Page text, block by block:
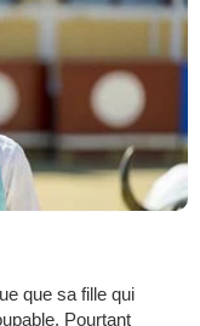
que sa fille qui
Pourtant